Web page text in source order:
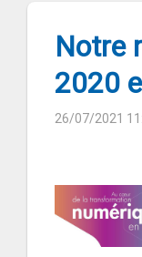
Notre
2020
26/07/2021